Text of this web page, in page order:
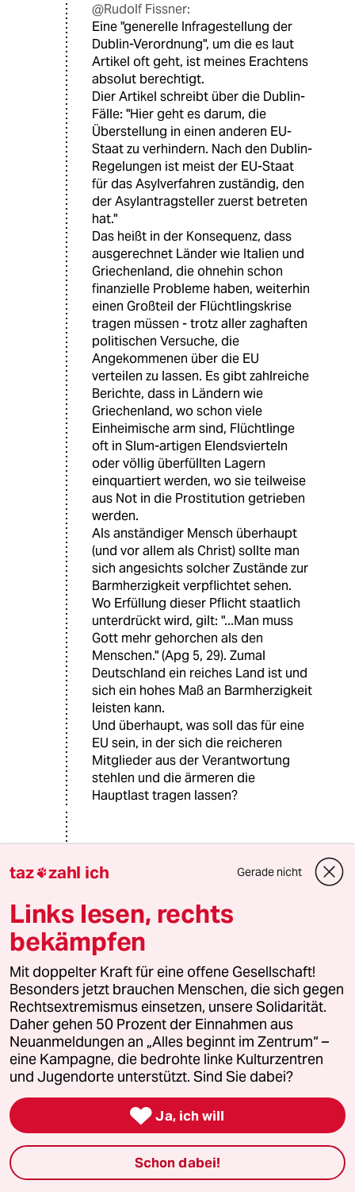
@Rudolf Fissner:
Eine "generelle Infragestellung der
Dublin-Verordnung", um die es laut
Artikel oft geht, ist meines Erachtens
absolut berechtigt.
Dier Artikel schreibt über die Dublin-
Fälle: "Hier geht es darum, die
Überstellung in einen anderen EU-
Staat zu verhindern. Nach den Dublin-
Regelungen ist meist der EU-Staat
für das Asylverfahren zuständig, den
der Asylantragsteller zuerst betreten
hat."
Das heißt in der Konsequenz, dass
ausgerechnet Länder wie Italien und
Griechenland, die ohnehin schon
finanzielle Probleme haben, weiterhin
einen Großteil der Flüchtlingskrise
tragen müssen - trotz aller zaghaften
politischen Versuche, die
Angekommenen über die EU
verteilen zu lassen. Es gibt zahlreiche
Berichte, dass in Ländern wie
Griechenland, wo schon viele
Einheimische arm sind, Flüchtlinge
oft in Slum-artigen Elendsvierteln
oder völlig überfüllten Lagern
einquartiert werden, wo sie teilweise
aus Not in die Prostitution getrieben
werden.
Als anständiger Mensch überhaupt
(und vor allem als Christ) sollte man
sich angesichts solcher Zustände zur
Barmherzigkeit verpflichtet sehen.
Wo Erfüllung dieser Pflicht staatlich
unterdrückt wird, gilt: "...Man muss
Gott mehr gehorchen als den
Menschen." (Apg 5, 29). Zumal
Deutschland ein reiches Land ist und
sich ein hohes Maß an Barmherzigkeit
leisten kann.
Und überhaupt, was soll das für eine
EU sein, in der sich die reicheren
Mitglieder aus der Verantwortung
stehlen und die ärmeren die
Hauptlast tragen lassen?
21.08.2018
Der schlechte Witz bei der Sache ist,
dass die CSU ihr C nur ernst zu
nehmen scheint, solange die Christen
katzbuckeln. Sie instrumentalisiert
das Kreuz für ihre Zwecke.
Christlicher Widerstand gegen
staatliches Unrecht wird natürlich
nicht hingenommen, weil die CSU auf
der Seite der Täter steht.
83492 (Profil gelöscht)
13.08.2018,07:31 Uhr
Weil bei allen Fragen um das Thema Migration
und Asyl so großer Wert auf die
taz zahl ich Gerade nicht
Links lesen, rechts
bekämpfen
Mit doppelter Kraft für eine offene Gesellschaft!
Besonders jetzt brauchen Menschen, die sich gegen
Rechtsextremismus einsetzen, unsere Solidarität.
Daher gehen 50 Prozent der Einnahmen aus
Neuanmeldungen an „Alles beginnt im Zentrum“ –
eine Kampagne, die bedrohte linke Kulturzentren
und Jugendorte unterstützt. Sind Sie dabei?
 Ja, ich will
Schon dabei!